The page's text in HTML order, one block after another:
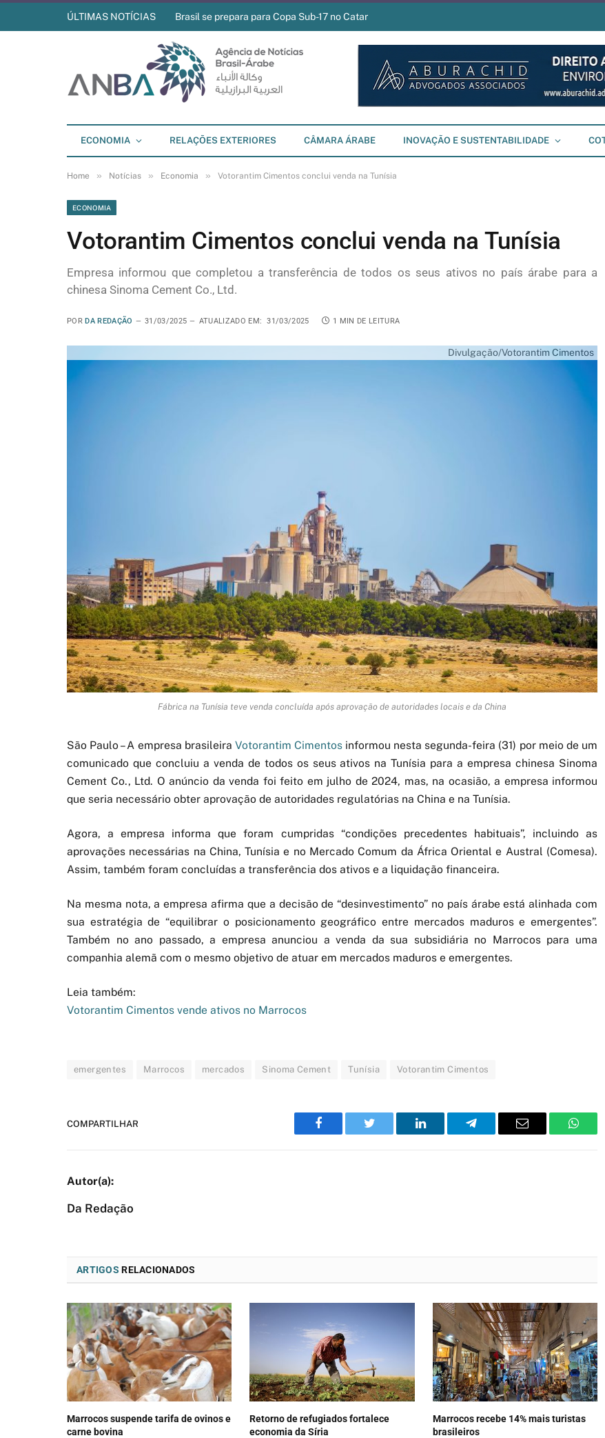
ÚLTIMAS NOTÍCIAS Brasil se prepara para Copa Sub-17 no Catar
ECONOMIA RELAÇÕES EXTERIORES CÂMARA ÁRABE INOVAÇÃO E SUSTENTABILIDADE
Home » Notícias » Economia » Votorantim Cimentos conclui venda na Tunísia
ECONOMIA
Votorantim Cimentos conclui venda na Tunísia
Empresa informou que completou a transferência de todos os seus ativos no país árabe para a
chinesa Sinoma Cement Co., Ltd.
POR DA REDAÇÃO 31/03/2025 ATUALIZADO EM: 31/03/2025 1 MIN DE LEITURA
Divulgação/Votorantim Cimentos
Fábrica na Tunísia teve venda concluída após aprovação de autoridades locais e da China
São Paulo – A empresa brasileira Votorantim Cimentosinformou nesta segunda-feira (31) por meio de um
comunicado que concluiu a venda de todos os seus ativos na Tunísia para a empresa chinesa Sinoma
Cement Co., Ltd. O anúncio da venda foi feito em julho de 2024, mas, na ocasião, a empresa informou
que seria necessário obter aprovação de autoridades regulatórias na China e na Tunísia.
Agora, a empresa informa que foram cumpridas “condições precedentes habituais”, incluindo as
aprovações necessárias na China, Tunísia e no Mercado Comum da África Oriental e Austral (Comesa).
Assim, também foram concluídas a transferência dos ativos e a liquidação financeira.
Na mesma nota, a empresa afirma que a decisão de “desinvestimento” no país árabe está alinhada com
sua estratégia de “equilibrar o posicionamento geográfico entre mercados maduros e emergentes”.
Também no ano passado, a empresa anunciou a venda da sua subsidiária no Marrocos para uma
companhia alemã com o mesmo objetivo de atuar em mercados maduros e emergentes.
Leia também:
Votorantim Cimentos vende ativos no Marrocos
emergentes Marrocos mercados Sinoma Cement Tunísia Votorantim Cimentos
COMPARTILHAR
Facebook Twitter LinkedIn Telegram Email
Da Redação
ARTIGOS RELACIONADOS
Marrocos suspende tarifa de ovinos e
carne bovina
Retorno de refugiados fortalece
economia da Síria
Marrocos recebe 14% mais turistas
brasileiros